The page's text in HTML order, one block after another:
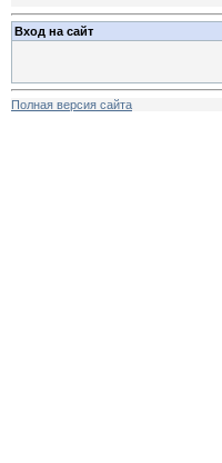
Вход на сайт
Полная версия сайта